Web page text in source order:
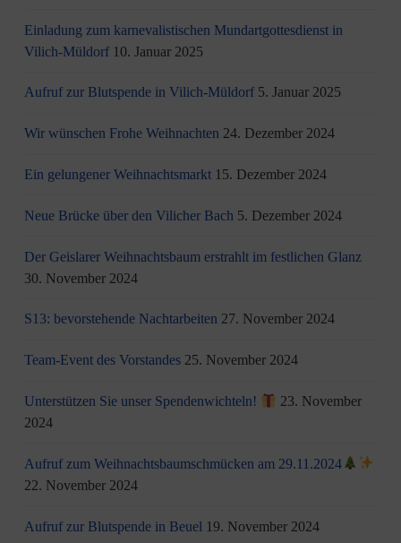
Einladung zum karnevalistischen Mundartgottesdienst in
Vilich-Müldorf 10. Januar 2025
Aufruf zur Blutspende in Vilich-Müldorf 5. Januar 2025
Wir wünschen Frohe Weihnachten 24. Dezember 2024
Ein gelungener Weihnachtsmarkt 15. Dezember 2024
Neue Brücke über den Vilicher Bach 5. Dezember 2024
Der Geislarer Weihnachtsbaum erstrahlt im festlichen Glanz
30. November 2024
S13: bevorstehende Nachtarbeiten 27. November 2024
Team-Event des Vorstandes 25. November 2024
Unterstützen Sie unser Spendenwichteln!
23. November
2024
Aufruf zum Weihnachtsbaumschmücken am 29.11.2024
22. November 2024
Aufruf zur Blutspende in Beuel 19. November 2024